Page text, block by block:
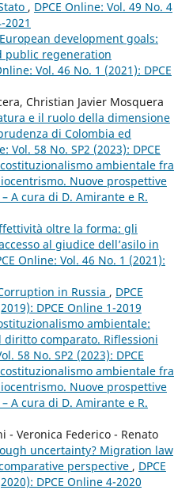
, DPCE Online: Vol. 49 No. 4
2021
European development goals:
public regeneration
Vol. 46 No. 1 (2021): DPCE
Christian Javier Mosquera
e il ruolo della dimensione
di Colombia ed
Vol. 58 No. SP2 (2023): DPCE
ambientale fra
Nuove prospettive
A cura di D. Amirante e R.
oltre la forma: gli
al giudice dell’asilo in
Online: Vol. 46 No. 1 (2021):
in Russia , DPCE
DPCE Online 1-2019
ambientale:
diritto comparato. Riflessioni
58 No. SP2 (2023): DPCE
ambientale fra
Nuove prospettive
A cura di D. Amirante e R.
- Veronica Federico - Renato
uncertainty? Migration law
perspective , DPCE
DPCE Online 4-2020